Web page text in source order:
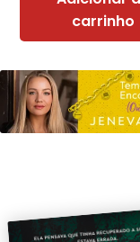
carrinho